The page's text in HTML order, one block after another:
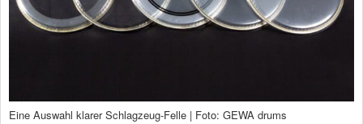
Eine Auswahl klarer Schlagzeug-Felle | Foto: GEWA drums